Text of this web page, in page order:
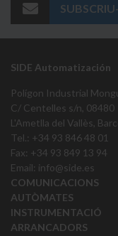
SIDE Automatización
Polígon Industrial
C/ Centelles s/n, 08480
L'Ametlla del Vallès,
Tel.: +34 93 846 48 01
Fax: +34 93 849 13 94
Email: info@side.es
COMUNICACIONS
AUTÒMATES
INSTRUMENTACIÓ
ARRANCADORS